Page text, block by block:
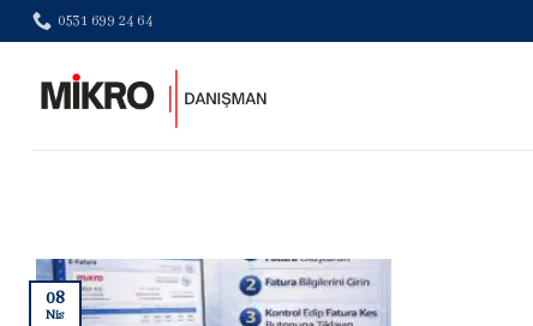
Skip
to
0531 699 24 64
08
Nis